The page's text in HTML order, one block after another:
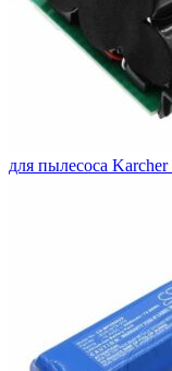
для пылесоса